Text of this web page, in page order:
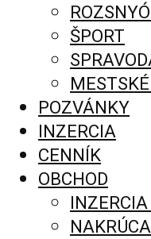
ŠPORT
POZVÁNKY
INZERCIA
CENNÍK
OBCHOD